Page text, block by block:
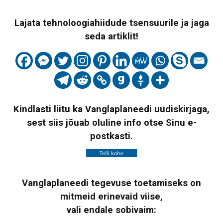
Lajata tehnoloogiahiidude tsensuurile ja jaga
seda artiklit!
Kindlasti liitu ka Vanglaplaneedi uudiskirjaga,
sest siis jõuab oluline info otse Sinu e-
postkasti.
Vanglaplaneedi tegevuse toetamiseks on
mitmeid erinevaid viise,
vali endale sobivaim: